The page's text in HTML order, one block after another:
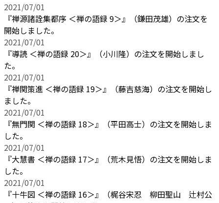
2021/07/01
『禅源諸詮集都序 ＜禅の語録 9＞』（鎌田茂雄）の注文を
開始しました。
2021/07/01
『導読 ＜禅の語録 20＞』（小川隆）の注文を開始しまし
た。
2021/07/01
『禅関策進 ＜禅の語録 19＞』（藤吉慈海）の注文を開始し
ました。
2021/07/01
『無門関 ＜禅の語録 18＞』（平田高士）の注文を開始しま
した。
2021/07/01
『大慧書 ＜禅の語録 17＞』（荒木見悟）の注文を開始しま
した。
2021/07/01
『十牛図 ＜禅の語録 16＞』（梶谷宋忍 柳田聖山 辻村公